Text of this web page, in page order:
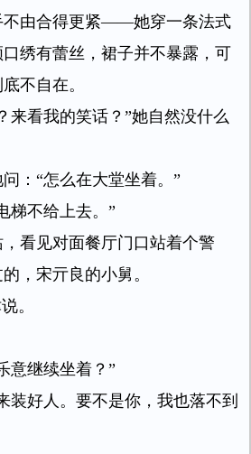
不由合得更紧——她穿一条法式
绣有蕾丝，裙子并不暴露，可
不自在。
来看我的笑话？”她自然没什么
：“怎么在大堂坐着。”
梯不给上去。”
看见对面餐厅门口站着个警
，宋亓良的小舅。
。
意继续坐着？”
装好人。要不是你，我也落不到